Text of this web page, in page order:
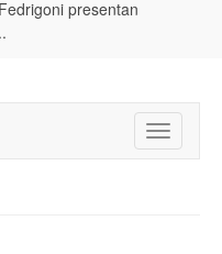
presentan
Toggle